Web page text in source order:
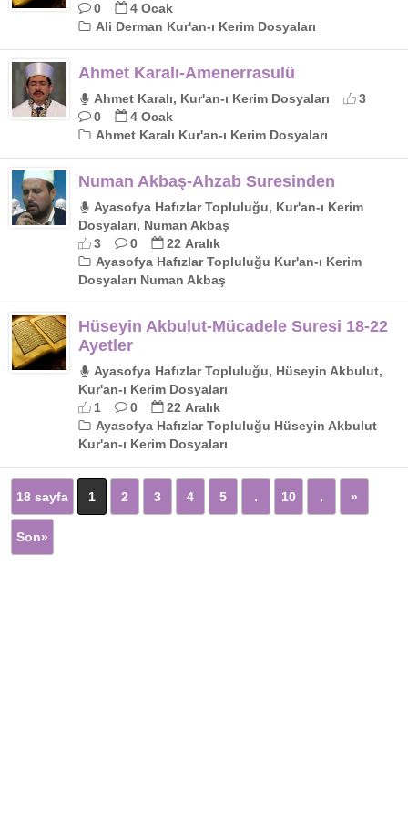
0
4 Ocak
Ali Derman Kur'an-ı Kerim Dosyaları
Ahmet Karalı-Amenerrasulü
Ahmet Karalı, Kur'an-ı Kerim Dosyaları
3
0
4 Ocak
Ahmet Karalı Kur'an-ı Kerim Dosyaları
Numan Akbaş-Ahzab Suresinden
Ayasofya Hafızlar Topluluğu, Kur'an-ı Kerim
Dosyaları, Numan Akbaş
3
0
22 Aralık
Ayasofya Hafızlar Topluluğu Kur'an-ı Kerim
Dosyaları Numan Akbaş
Hüseyin Akbulut-Mücadele Suresi 18-22
Ayetler
Ayasofya Hafızlar Topluluğu, Hüseyin Akbulut,
Kur'an-ı Kerim Dosyaları
1
0
22 Aralık
Ayasofya Hafızlar Topluluğu Hüseyin Akbulut
Kur'an-ı Kerim Dosyaları
18 sayfa 1 2 3 4 5 . 10 . »
Son»